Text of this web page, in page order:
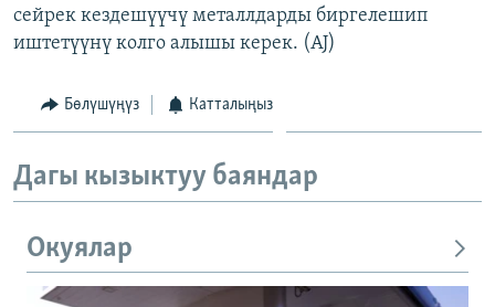
ЭЕ/АРнун бардык сайттары
сейрек кездешүүчү металлдарды биргелешип
иштетүүнү колго алышы керек. (AJ)
Бөлүшүңүз Катталыңыз
Дагы кызыктуу баяндар
Окуялар